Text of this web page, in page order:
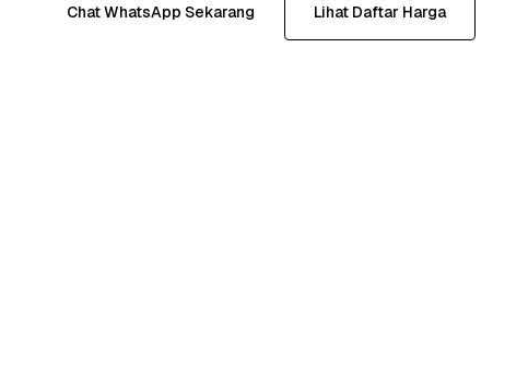
Chat WhatsApp Sekarang Lihat Daftar Harga